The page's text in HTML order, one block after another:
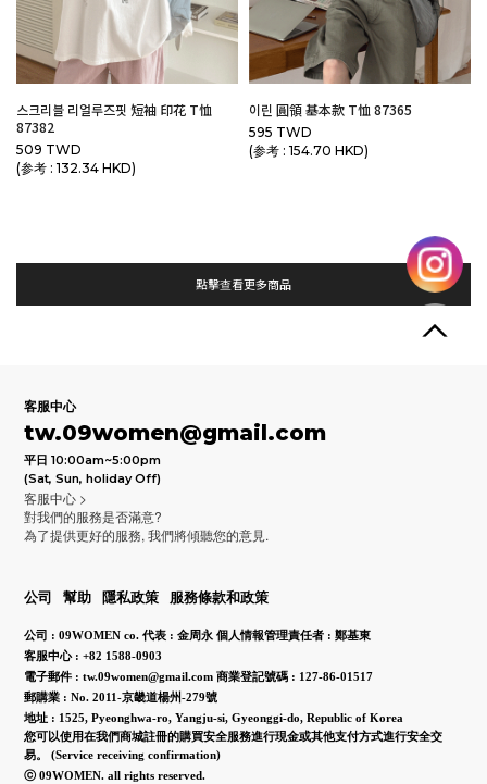
스크리블 리얼루즈핏 短袖 印花 T恤
87382
509 TWD
(参考 : 132.34 HKD)
이린 圓領 基本款 T恤 87365
595 TWD
(参考 : 154.70 HKD)
點擊查看更多商品
客服中心
tw.09women@gmail.com
平日 10:00am~5:00pm
(Sat, Sun, holiday Off)
客服中心 >
對我們的服務是否滿意?
為了提供更好的服務, 我們將傾聽您的意見.
公司 幫助 隱私政策 服務條款和政策
公司 : 09WOMEN co. 代表 : 金周永 個人情報管理責任者 : 鄭基東
客服中心 : +82 1588-0903
電子郵件 : tw.09women@gmail.com 商業登記號碼 : 127-86-01517
郵購業 : No. 2011-京畿道楊州-279號
地址 : 1525, Pyeonghwa-ro, Yangju-si, Gyeonggi-do, Republic of Korea
您可以使用在我們商城註冊的購買安全服務進行現金或其他支付方式進行安全交
易。(Service receiving confirmation)
ⓒ 09WOMEN. all rights reserved.